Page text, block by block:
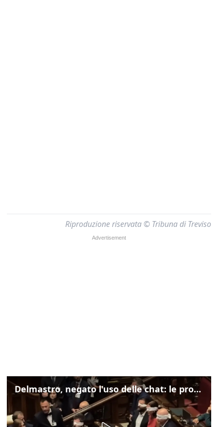
Riproduzione riservata © Tribuna di Treviso
Delmastro, negato l'uso delle chat: le proteste di Avs e M5s